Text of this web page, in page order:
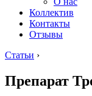
Коллектив
Контакты
Отзывы
Статьи ›
Препарат